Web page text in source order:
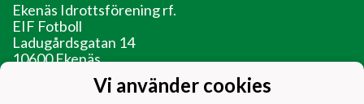
Ekenäs Idrottsförening rf.
EIF Fotboll
Ladugårdsgatan 14
10600 Ekenäs
EIF - Laget före jaget!Vi använder cookies